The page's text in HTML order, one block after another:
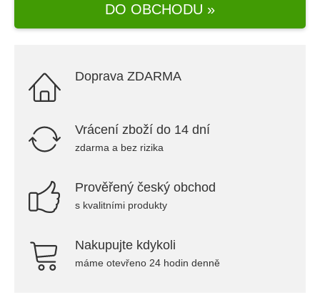
DO OBCHODU »
Doprava ZDARMA
Vrácení zboží do 14 dní
zdarma a bez rizika
Prověřený český obchod
s kvalitními produkty
Nakupujte kdykoli
máme otevřeno 24 hodin denně